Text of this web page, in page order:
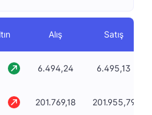
Alış Satış
6.494,24 6.495,13
201.769,18 201.955,79